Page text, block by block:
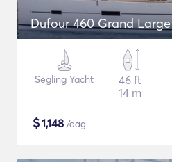
Dufour 460 Grand Large
Segling Yacht
46 ft
14 m
$1,148 /dag